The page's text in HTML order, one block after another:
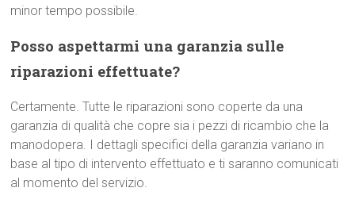
minor tempo possibile.
Posso aspettarmi una garanzia sulle
riparazioni effettuate?
Certamente. Tutte le riparazioni sono coperte da una
garanzia di qualità che copre sia i pezzi di ricambio che la
manodopera. I dettagli specifici della garanzia variano in
base al tipo di intervento effettuato e ti saranno comunicati
al momento del servizio.